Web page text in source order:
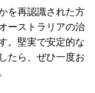
を再認識された方
ーストラリアの治
。堅実で安定的な
たら、ぜひ一度お